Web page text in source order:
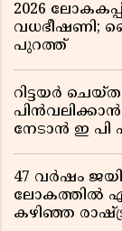
2026
വധഭീഷണി;
പുറത്ത്
റിട്ടയർ
നേടാൻ ഇ
47 വർഷം
ലോകത്തിൽ
കഴിഞ്ഞ